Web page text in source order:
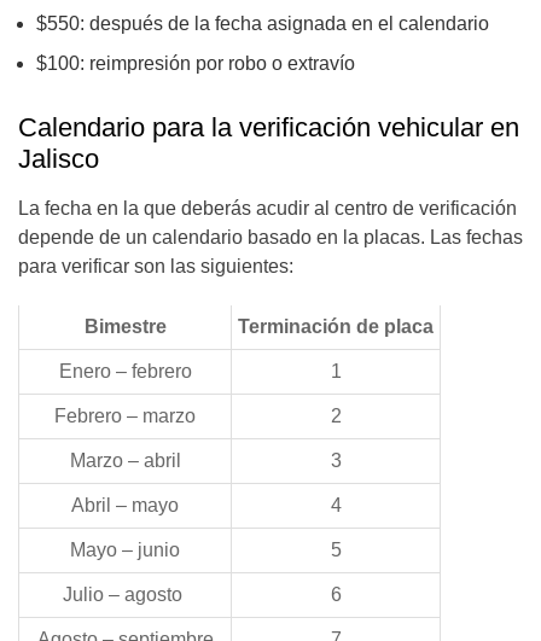
$550: después de la fecha asignada en el calendario
$100: reimpresión por robo o extravío
Calendario para la verificación vehicular en
Jalisco
La fecha en la que deberás acudir al centro de verificación
depende de un calendario basado en la placas. Las fechas
para verificar son las siguientes:
Bimestre Terminación de placa
Enero – febrero 1
Febrero – marzo 2
Marzo – abril 3
Abril – mayo 4
Mayo – junio 5
Julio – agosto 6